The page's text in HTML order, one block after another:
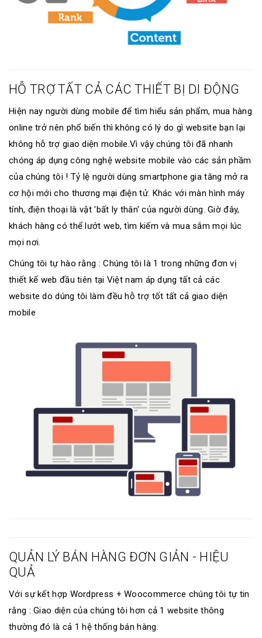
HỖ TRỢ TẤT CẢ CÁC THIẾT BỊ DI ĐỘNG
Hiện nay người dùng mobile để tìm hiểu sản phẩm, mua hàng
online trở nên phổ biến thì không có lý do gì website bạn lại
không hỗ trợ giao diện mobile.Vì vậy chúng tôi đã nhanh
chóng áp dụng công nghệ website mobile vào các sản phầm
của chúng tôi ! Tỷ lệ người dùng smartphone gia tăng mở ra
cơ hội mới cho thương mại điện tử. Khác với màn hình máy
tính, điện thoại là vật 'bất ly thân' của người dùng. Giờ đây,
khách hàng có thể lướt web, tìm kiếm và mua sắm mọi lúc
mọi nơi.
Chúng tôi tự hào rằng : Chúng tôi là 1 trong những đơn vị
thiết kế web đầu tiên tại Việt nam áp dụng tất cả các
website do dúng tôi làm đều hỗ trợ tốt tất cả giao diện
mobile
QUẢN LÝ BÁN HÀNG ĐƠN GIẢN - HIỆU
QUẢ
Với sự kết hợp Wordpress + Woocommerce chúng tôi tự tin
rằng : Giao diện của chúng tôi hơn cả 1 website thông
thường đó là cả 1 hệ thống bán hàng.